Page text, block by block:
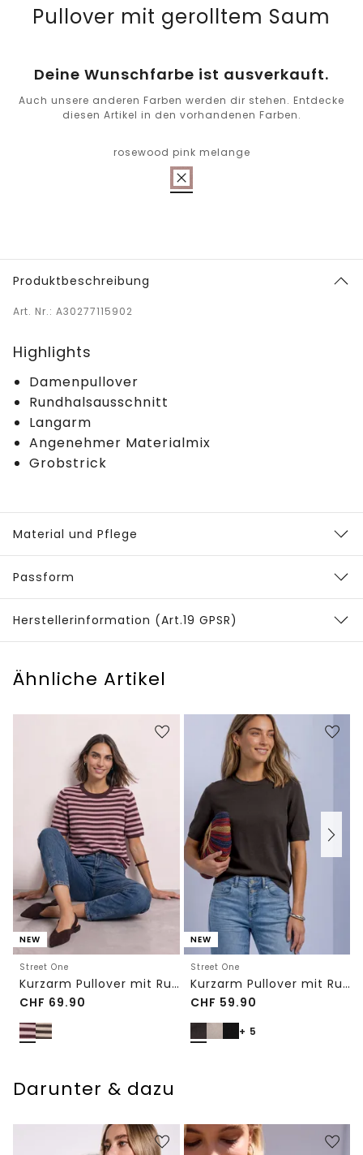
Pullover mit gerolltem Saum
Deine Wunschfarbe ist ausverkauft.
Auch unsere anderen Farben werden dir stehen. Entdecke
diesen Artikel in den vorhandenen Farben.
rosewood pink melange
Produktbeschreibung
Art. Nr.: A30277115902
Highlights
Damenpullover
Rundhalsausschnitt
Langarm
Angenehmer Materialmix
Grobstrick
Material und Pflege
Passform
Herstellerinformation (Art.19 GPSR)
Ähnliche Artikel
NEW
Street One
Kurzarm Pullover mit Rundhals und Streifen
CHF 69.90
NEW
Street One
Kurzarm Pullover mit Rundhals in Unifarbe
CHF 59.90
+ 5
Darunter & dazu